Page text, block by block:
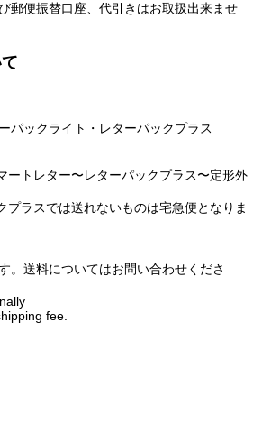
郵便振替口座、代引きはお取扱出来ませ
パックライト・レターパックプラス
ートレター〜レターパックプラス〜定形外
プラスでは送れないものは宅急便となりま
。送料についてはお問い合わせくださ
fee.